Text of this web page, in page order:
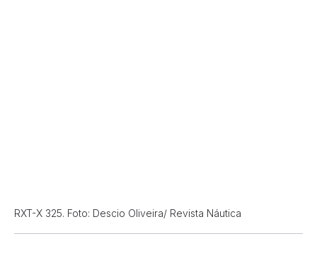
RXT-X 325. Foto: Descio Oliveira/ Revista Náutica